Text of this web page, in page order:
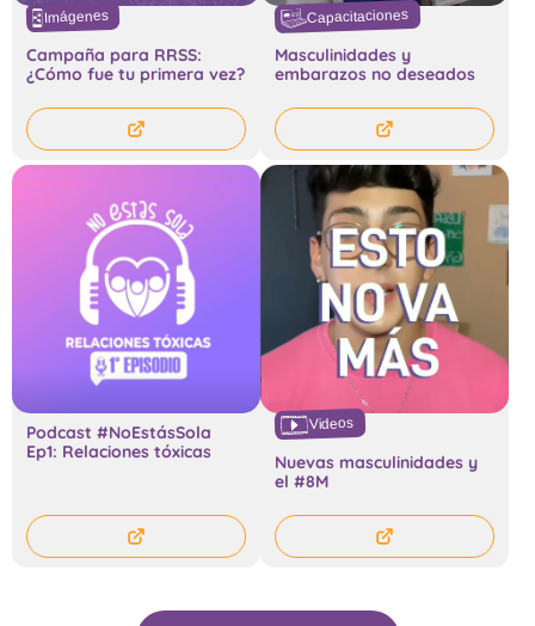
Imágenes
Campaña para RRSS:
¿Cómo fue tu primera vez?
Capacitaciones
Masculinidades y
embarazos no deseados
Podcast #NoEstásSola
Ep1: Relaciones tóxicas
Videos
Nuevas masculinidades y
el #8M